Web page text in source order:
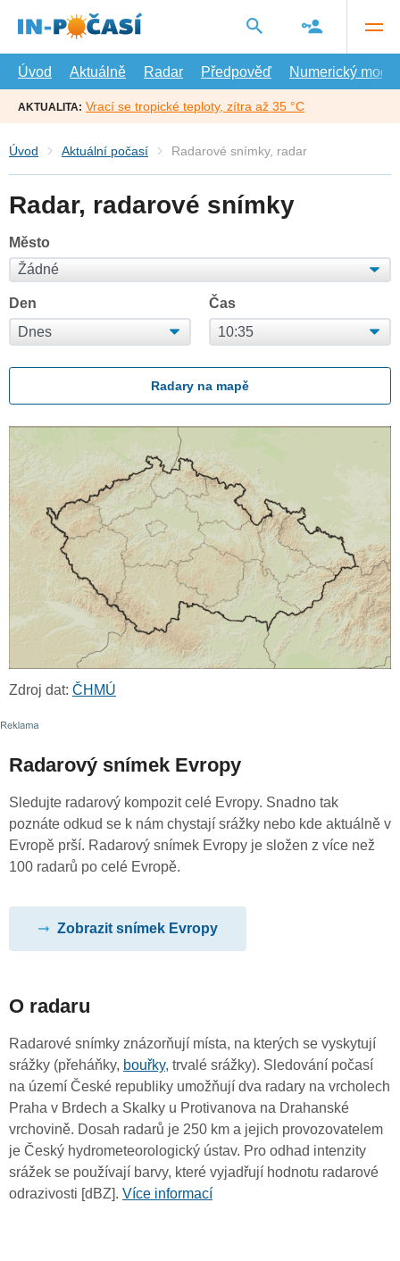
hlavní
Úvod
Aktuálně Radar Předpověď Numerický model
AKTUALITA: Vrací se tropické teploty, zítra až 35 °C
Úvod Aktuální počasí Radarové snímky, radar
Radar, radarové snímky
Město
Den Čas
Radary na mapě
Zdroj dat: ČHMÚ
Radarový snímek Evropy
Sledujte radarový kompozit celé Evropy. Snadno tak
poznáte odkud se k nám chystají srážky nebo kde aktuálně v
Evropě prší. Radarový snímek Evropy je složen z více než
100 radarů po celé Evropě.
Zobrazit snímek Evropy
O radaru
Radarové snímky znázorňují místa, na kterých se vyskytují
srážky (přeháňky, bouřky, trvalé srážky). Sledování počasí
na území České republiky umožňují dva radary na vrcholech
Praha v Brdech a Skalky u Protivanova na Drahanské
vrchovině. Dosah radarů je 250 km a jejich provozovatelem
je Český hydrometeorologický ústav. Pro odhad intenzity
srážek se používají barvy, které vyjadřují hodnotu radarové
odrazivosti [dBZ]. Více informací